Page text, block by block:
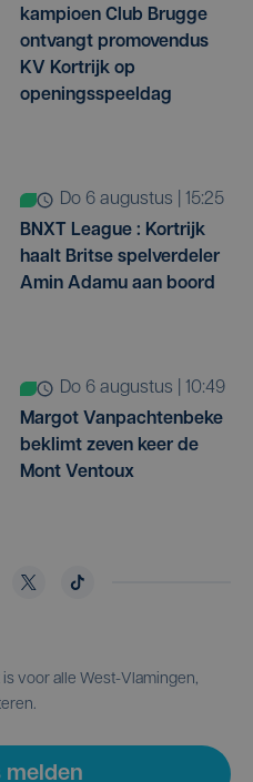
kampioen Club Brugge
ontvangt promovendus
KV Kortrijk op
openingsspeeldag
do 6 augustus | 15:25
BNXT League : Kortrijk
haalt Britse spelverdeler
Amin Adamu aan boord
do 6 augustus | 10:49
Margot Vanpachtenbeke
beklimt zeven keer de
Mont Ventoux
voor alle West-Vlamingen,
melden